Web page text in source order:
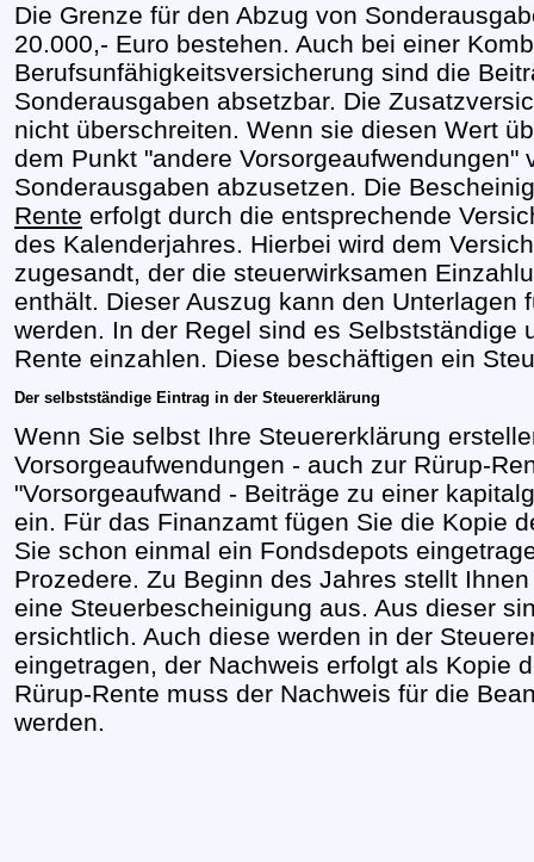
Die Grenze für den Abzug von
20.000,- Euro bestehen. Auch bei einer
Berufsunfähigkeitsversicherung sind die
Sonderausgaben absetzbar. Die
nicht überschreiten. Wenn sie diesen Wert
dem Punkt "andere Vorsorgeaufwendungen"
Sonderausgaben abzusetzen. Die
Rente erfolgt durch die entsprechende
des Kalenderjahres. Hierbei wird dem
zugesandt, der die steuerwirksamen
enthält. Dieser Auszug kann den Unterlagen
werden. In der Regel sind es Selbstständige
Rente einzahlen. Diese beschäftigen ein
Der selbstständige Eintrag in der Steuererklärung
Wenn Sie selbst Ihre Steuererklärung
Vorsorgeaufwendungen - auch zur Rürup-
"Vorsorgeaufwand - Beiträge zu einer
ein. Für das Finanzamt fügen Sie die Kopie
Sie schon einmal ein Fondsdepots
Prozedere. Zu Beginn des Jahres stellt
eine Steuerbescheinigung aus. Aus dieser
ersichtlich. Auch diese werden in der
eingetragen, der Nachweis erfolgt als Kopie
Rürup-Rente muss der Nachweis für die
werden.